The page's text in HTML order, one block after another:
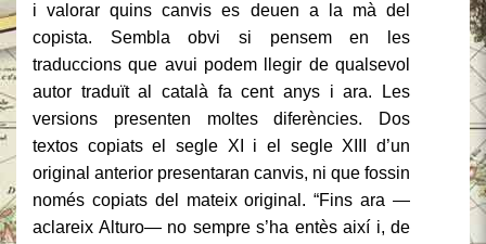
i valorar quins canvis es deuen a la mà del
copista. Sembla obvi si pensem en les
traduccions que avui podem llegir de qualsevol
autor traduït al català fa cent anys i ara. Les
versions presenten moltes diferències. Dos
textos copiats el segle XI i el segle XIII d’un
original anterior presentaran canvis, ni que fossin
només copiats del mateix original. “Fins ara —
aclareix Alturo— no sempre s’ha entès així i, de